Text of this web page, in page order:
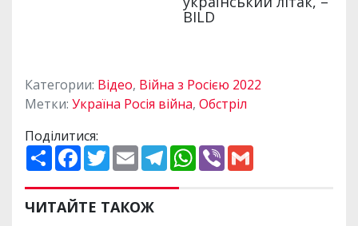
Категории: Відео, Війна з Росією 2022
Метки: Україна Росія війна, Обстріл
Поділитися:
П
о
и
р
и
F
a
e
b
o
T
w
t
t
e
E
m
i
l
T
e
e
W
h
V
ЧИТАЙТЕ ТАКОЖ